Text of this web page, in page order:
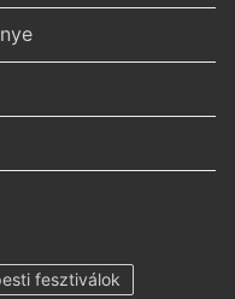
fesztiválok